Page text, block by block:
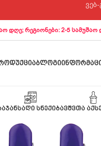
დღე; რეგიონები: 2-5 სამუშაო
ᲑᲚᲝᲒᲘ
ᲯᲐᲜᲡᲐᲦᲘ ᲡᲜᲔᲥᲘᲑᲐᲕᲨᲕᲗᲐ